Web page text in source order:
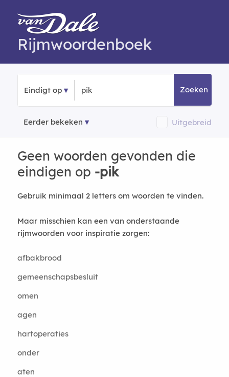
Rijmwoordenboek
Eindigt op Zoeken
Eerder bekeken Uitgebreid
Geen woorden gevonden die
eindigen op -pik
Gebruik minimaal 2 letters om woorden te vinden.
Maar misschien kan een van onderstaande
rijmwoorden voor inspiratie zorgen:
afbakbrood
gemeenschapsbesluit
omen
agen
hartoperaties
onder
aten